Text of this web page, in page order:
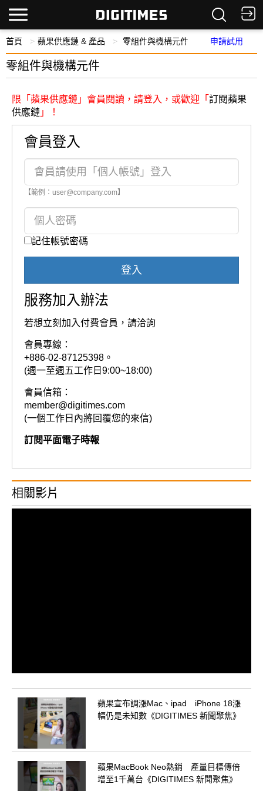
首頁 蘋果供應鏈 & 產品 零組件與機構元件 申請試用
零組件與機構元件
限「蘋果供應鏈」會員閱讀，請登入，或歡迎「 訂閱蘋果
供應鏈 」！
會員登入
【範例：user@company.com】
記住帳號密碼
登入
服務加入辦法
若想立刻加入付費會員，請洽詢
會員專線：
+886-02-87125398。
(週一至週五工作日9:00~18:00)
會員信箱：
member@digitimes.com
(一個工作日內將回覆您的來信)
訂閱平面電子時報
相關影片
蘋果宣布調漲Mac、ipad iPhone 18漲
幅仍是未知數《DIGITIMES 新聞聚焦》
蘋果MacBook Neo熱銷 產量目標傳倍
增至1千萬台《DIGITIMES 新聞聚焦》